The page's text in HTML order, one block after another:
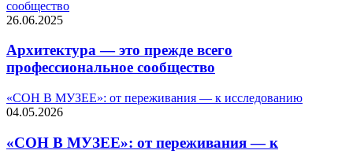
сообщество
26.06.2025
Архитектура — это прежде всего
профессиональное сообщество
«СОН В МУЗЕЕ»: от переживания — к исследованию
04.05.2026
«СОН В МУЗЕЕ»: от переживания — к